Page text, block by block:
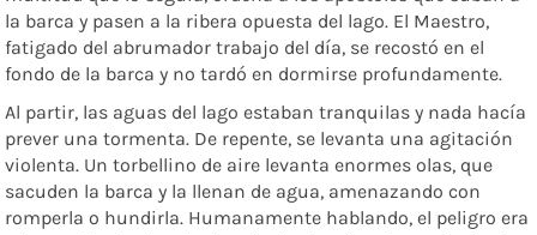
la barca y pasen a la ribera opuesta del lago. El Maestro,
fatigado del abrumador trabajo del día, se recostó en el
fondo de la barca y no tardó en dormirse profundamente.
Al partir, las aguas del lago estaban tranquilas y nada hacía
prever una tormenta. De repente, se levanta una agitación
violenta. Un torbellino de aire levanta enormes olas, que
sacuden la barca y la llenan de agua, amenazando con
romperla o hundirla. Humanamente hablando, el peligro era